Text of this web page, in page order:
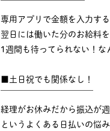
専用アプリで金額を入力する
翌日には働いた分のお給料を
1週間も待ってられない！
■土日祝でも関係なし！
経理がお休みだから振込が
というよくある日払いの悩み